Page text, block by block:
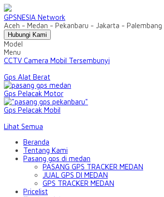
GPSNESIA Network
Aceh - Medan - Pekanbaru - Jakarta - Palembang
Hubungi Kami
Model
Menu
CCTV Camera Mobil Tersembunyi
Gps Alat Berat
Gps Pelacak Motor
Gps Pelacak Mobil
Lihat Semua
Beranda
Tentang Kami
Pasang gps di medan
PASANG GPS TRACKER MEDAN
JUAL GPS DI MEDAN
GPS TRACKER MEDAN
Pricelist